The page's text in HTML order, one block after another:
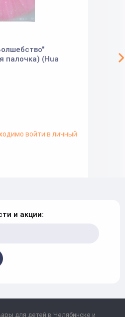
палочка) (Hua
войти в личный
и акции:
для детей в Челябинске и